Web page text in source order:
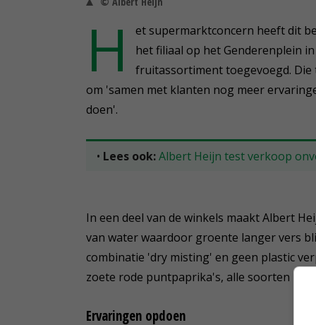
H
et supermarktconcern heeft dit
het filiaal op het Genderenplein
fruitassortiment toegevoegd. Die
om 'samen met klanten nog meer
doen'.
• Lees ook:Albert Heijn test verkoop
In een deel van de winkels maakt Albert
van water waardoor groente langer vers
combinatie 'dry misting' en geen plastic
zoete rode puntpaprika's, alle soorten
Ervaringen opdoen